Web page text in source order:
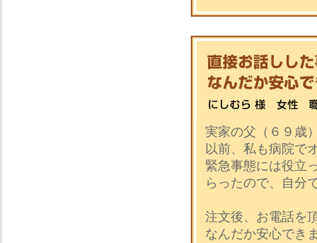
実家の父（６９歳
以前、私も病院で
緊急事態には役立
らったので、自分
注文後、お電話を
なんだか安心でき